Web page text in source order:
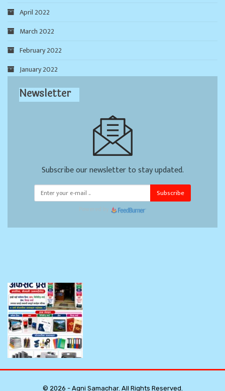
April 2022
March 2022
February 2022
January 2022
Newsletter
Subscribe our newsletter to stay updated.
Subscribe
© 2026 - Agni Samachar. All Rights Reserved.